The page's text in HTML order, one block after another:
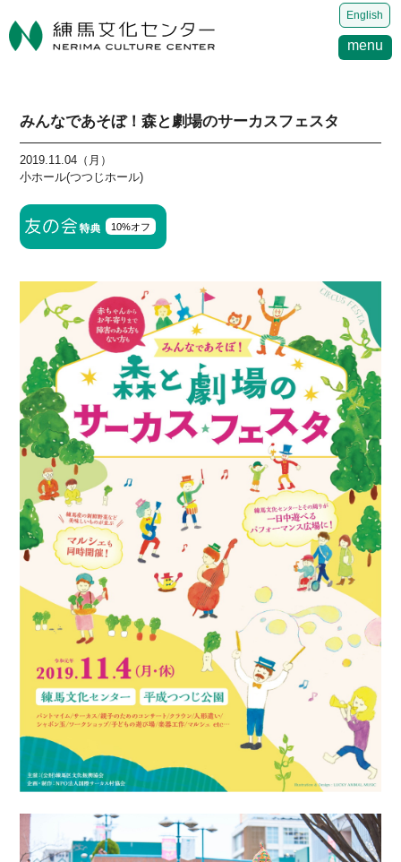
English
menu
みんなであそぼ！森と劇場のサーカスフェスタ
2019.11.04（月）
小ホール(つつじホール)
10%オフ